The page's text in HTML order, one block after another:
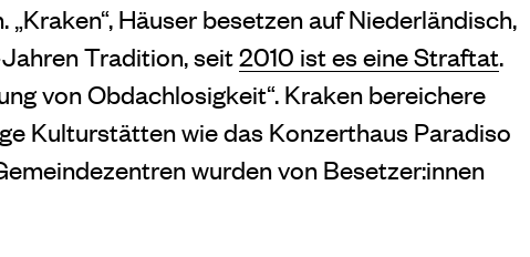
Häuser besetzen auf Niederländisch,
Tradition, seit2010 ist es eine Straftat.
von Obdachlosigkeit“. Kraken bereichere
Kulturstätten wie das Konzerthaus Paradiso
wurden von Besetzer:innen